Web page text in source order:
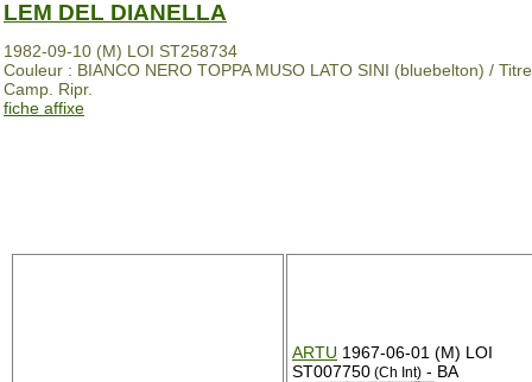
LEM DEL DIANELLA
1982-09-10 (M) LOI ST258734
Couleur : BIANCO NERO TOPPA MUSO LATO SINI (bluebelton) /
Camp. Ripr.
fiche affixe
ARTU 1967-06-01 (M) LOI
ST007750 (Ch Int) - BA